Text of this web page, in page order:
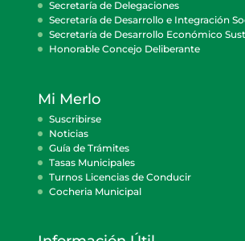
Secretaría de Delegaciones
Secretaría de Desarrollo e Integración
Secretaría de Desarrollo Económico
Honorable Concejo Deliberante
Mi Merlo
Suscribirse
Noticias
Guía de Trámites
Tasas Municipales
Turnos Licencias de Conducir
Cocheria Municipal